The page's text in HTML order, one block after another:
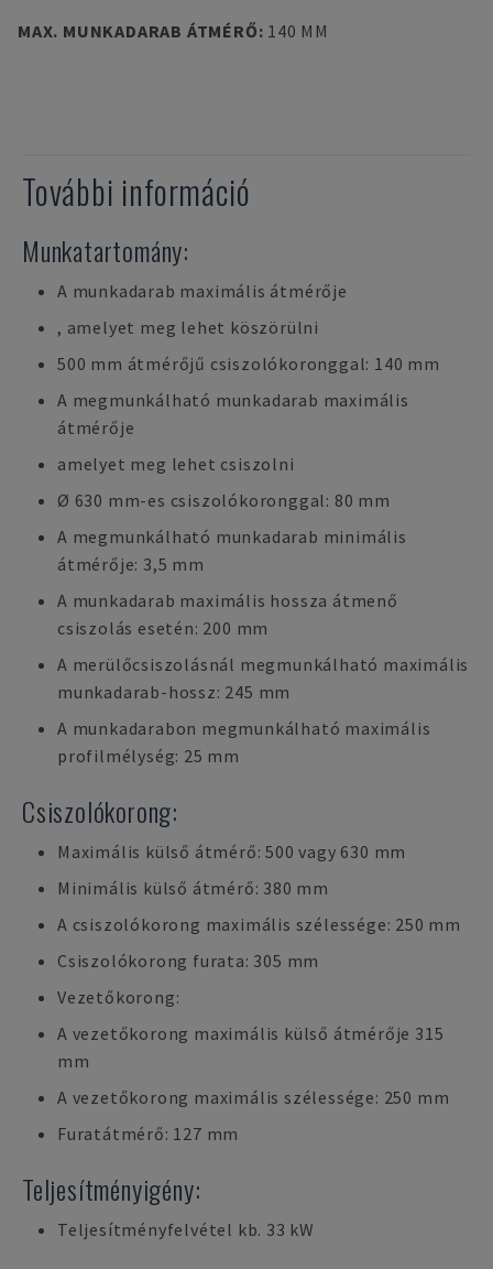
MAX. MUNKADARAB ÁTMÉRŐ: 140 MM
További információ
Munkatartomány:
A munkadarab maximális átmérője
, amelyet meg lehet köszörülni
500 mm átmérőjű csiszolókoronggal: 140 mm
A megmunkálható munkadarab maximális
átmérője
amelyet meg lehet csiszolni
Ø 630 mm-es csiszolókoronggal: 80 mm
A megmunkálható munkadarab minimális
átmérője: 3,5 mm
A munkadarab maximális hossza átmenő
csiszolás esetén: 200 mm
A merülőcsiszolásnál megmunkálható maximális
munkadarab-hossz: 245 mm
A munkadarabon megmunkálható maximális
profilmélység: 25 mm
Csiszolókorong:
Maximális külső átmérő: 500 vagy 630 mm
Minimális külső átmérő: 380 mm
A csiszolókorong maximális szélessége: 250 mm
Csiszolókorong furata: 305 mm
Vezetőkorong:
A vezetőkorong maximális külső átmérője 315
mm
A vezetőkorong maximális szélessége: 250 mm
Furatátmérő: 127 mm
Teljesítményigény:
Teljesítményfelvétel kb. 33 kW